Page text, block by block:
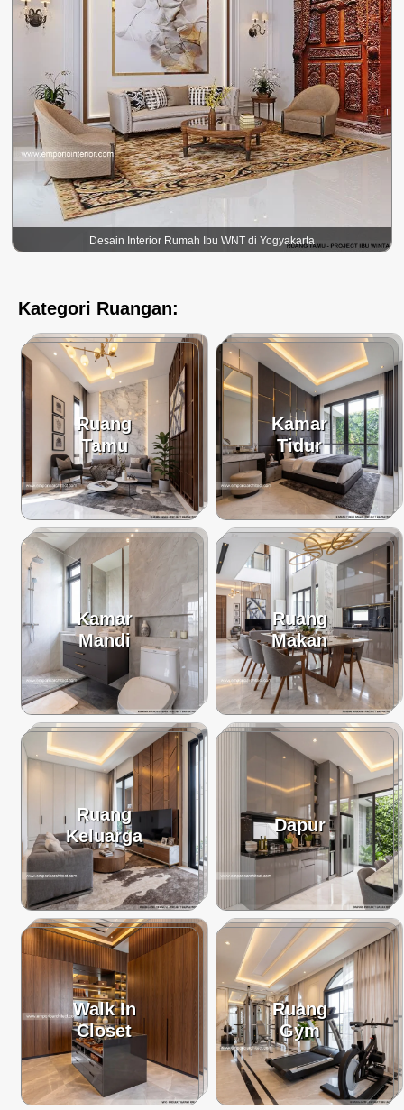
Desain Interior Rumah Ibu WNT di Yogyakarta
Kategori Ruangan:
Ruang
Tamu
Kamar
Tidur
Kamar
Mandi
Ruang
Makan
Ruang
Keluarga
Dapur
Walk In
Closet
Ruang
Gym